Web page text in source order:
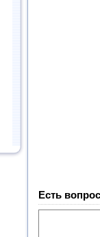
Есть